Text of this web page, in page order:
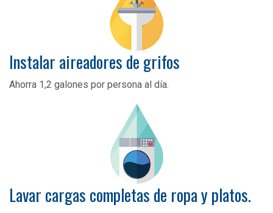
Instalar aireadores de grifos
Ahorra 1,2 galones por persona al día.
Lavar cargas completas de ropa y platos.